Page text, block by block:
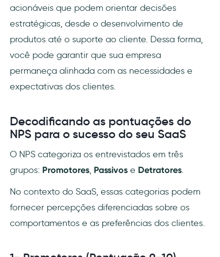
acionáveis que podem orientar decisões
estratégicas, desde o desenvolvimento de
produtos até o suporte ao cliente. Dessa forma,
você pode garantir que sua empresa
permaneça alinhada com as necessidades e
expectativas dos clientes.
Decodificando as pontuações do
NPS para o sucesso do seu SaaS
O NPS categoriza os entrevistados em três
grupos: Promotores, Passivos e Detratores.
No contexto do SaaS, essas categorias podem
fornecer percepções diferenciadas sobre os
comportamentos e as preferências dos clientes.